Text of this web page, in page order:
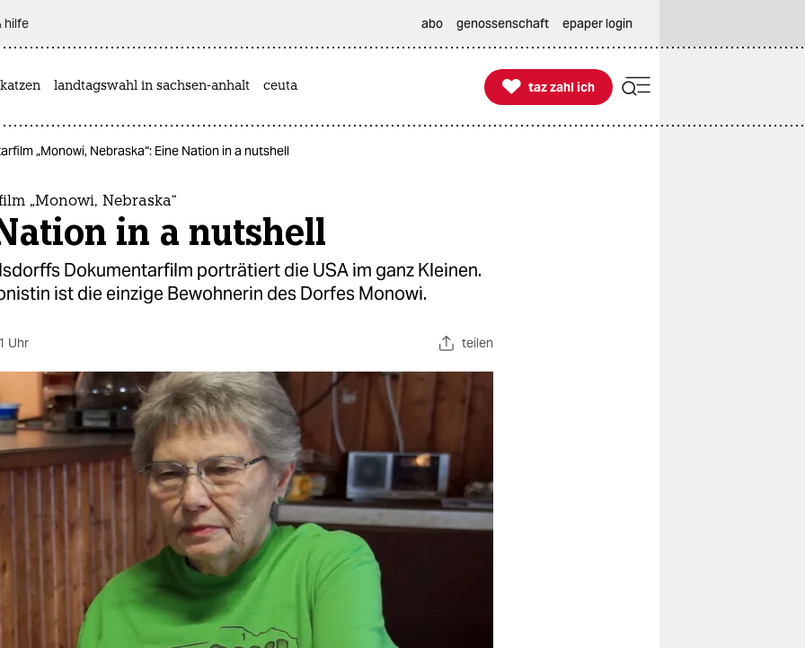
hilfe abo genossenschaft epaper login
katzen landtagswahl in sachsen-anhalt ceuta 
taz zahl ich
taz zahl ich
„Monowi, Nebraska“: Eine Nation in a nutshell
„Monowi, Nebraska“
in a nutshell
Dokumentarfilm porträtiert die USA im ganz Kleinen.
ist die einzige Bewohnerin des Dorfes Monowi.
Uhr teilen